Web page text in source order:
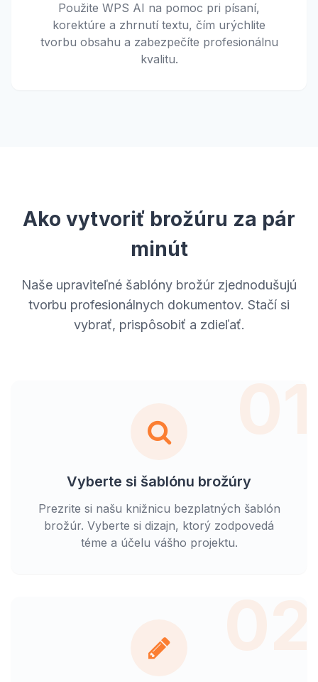
Použite WPS AI na pomoc pri písaní,
korektúre a zhrnutí textu, čím urýchlite
tvorbu obsahu a zabezpečíte profesionálnu
kvalitu.
Ako vytvoriť brožúru za pár
minút
Naše upraviteľné šablóny brožúr zjednodušujú
tvorbu profesionálnych dokumentov. Stačí si
vybrať, prispôsobiť a zdieľať.
Vyberte si šablónu brožúry
Prezrite si našu knižnicu bezplatných šablón
brožúr. Vyberte si dizajn, ktorý zodpovedá
téme a účelu vášho projektu.